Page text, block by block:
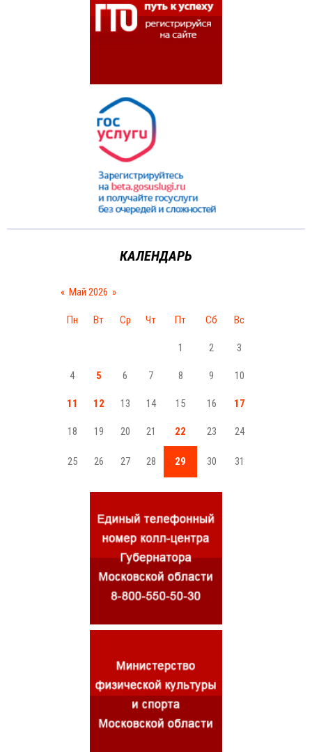
КАЛЕНДАРЬ
« Май 2026 »
Пн Вт Ср Чт Пт Сб Вс
1 2 3
4 5 6 7 8 9 10
11 12 13 14 15 16 17
18 19 20 21 22 23 24
25 26 27 28 29 30 31